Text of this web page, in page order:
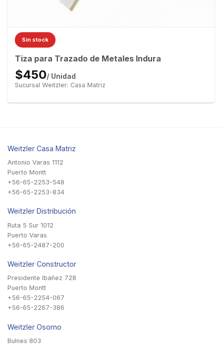
Sin stock
Tiza para Trazado de Metales Indura
$450/ Unidad
Sucursal Weitzler: Casa Matriz
Weitzler Casa Matriz
Antonio Varas 1112
Puerto Montt
+56-65-2253-548
+56-65-2253-834
Weitzler Distribución
Ruta 5 Sur 1012
Puerto Varas
+56-65-2487-200
Weitzler Constructor
Presidente Ibañez 728
Puerto Montt
+56-65-2254-067
+56-65-2267-386
Weitzler Osorno
Bulnes 803